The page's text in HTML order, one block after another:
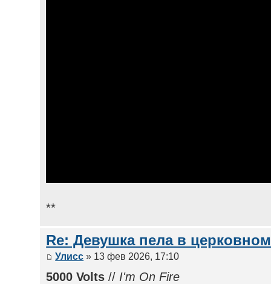
**
Re: Девушка пела в
Улисс » 13 фев 2026, 17:10
5000 Volts // I'm On Fire